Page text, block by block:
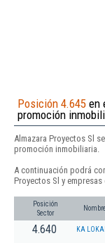
Posición 4.645 en
promoción
Almazara Proyectos Sl
promoción inmobiliaria.
A continuación podrá
Proyectos Sl y
Posición
Sector
4.640 KA